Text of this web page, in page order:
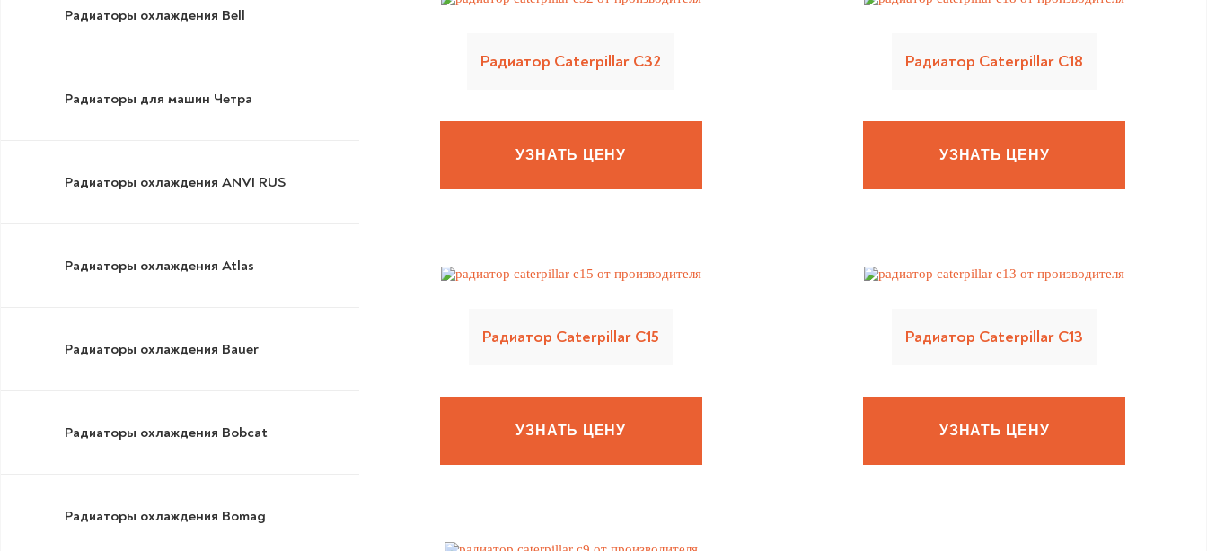
Радиаторы охлаждения Bell
Радиаторы для машин Четра
Радиаторы охлаждения ANVI RUS
Радиаторы охлаждения Atlas
Радиаторы охлаждения Bauer
Радиаторы охлаждения Bobcat
Радиаторы охлаждения Bomag
Радиатор Caterpillar C32
УЗНАТЬ ЦЕНУ
Радиатор Caterpillar C18
УЗНАТЬ ЦЕНУ
Радиатор Caterpillar C15
УЗНАТЬ ЦЕНУ
Радиатор Caterpillar C13
УЗНАТЬ ЦЕНУ